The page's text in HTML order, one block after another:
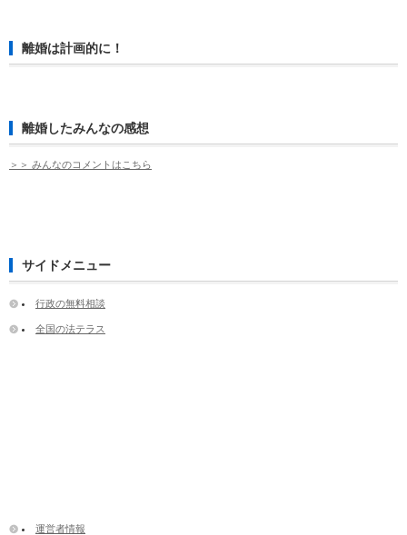
離婚は計画的に！
離婚したみんなの感想
＞＞ みんなのコメントはこちら
サイドメニュー
行政の無料相談
全国の法テラス
運営者情報